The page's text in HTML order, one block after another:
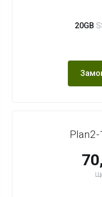
20GB
Plan2-